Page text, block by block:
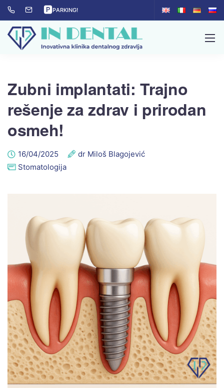
🅿PARKING!
Zubni implantati: Trajno
rešenje za zdrav i prirodan
osmeh!
16/04/2025
dr Miloš Blagojević
Stomatologija